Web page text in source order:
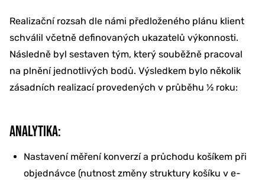
Realizační rozsah dle námi předloženého plánu klient
schválil včetně definovaných ukazatelů výkonnosti.
Následně byl sestaven tým, který souběžně pracoval
na plnění jednotlivých bodů. Výsledkem bylo několik
zásadních realizací provedených v průběhu ½ roku:
ANALYTIKA:
Nastavení měření konverzí a průchodu košíkem při
objednávce (nutnost změny struktury košíku v e-